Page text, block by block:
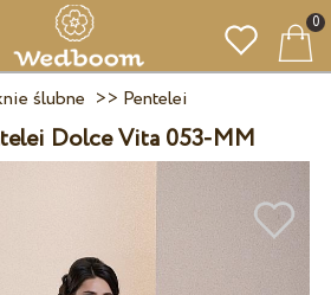
0
ślubne >> Pentelei
Dolce Vita 053-MM